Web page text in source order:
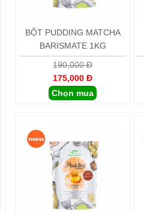
BỘT PUDDING MATCHA
BARISMATE 1KG
190,000 Đ
175,000 Đ
Chọn mua